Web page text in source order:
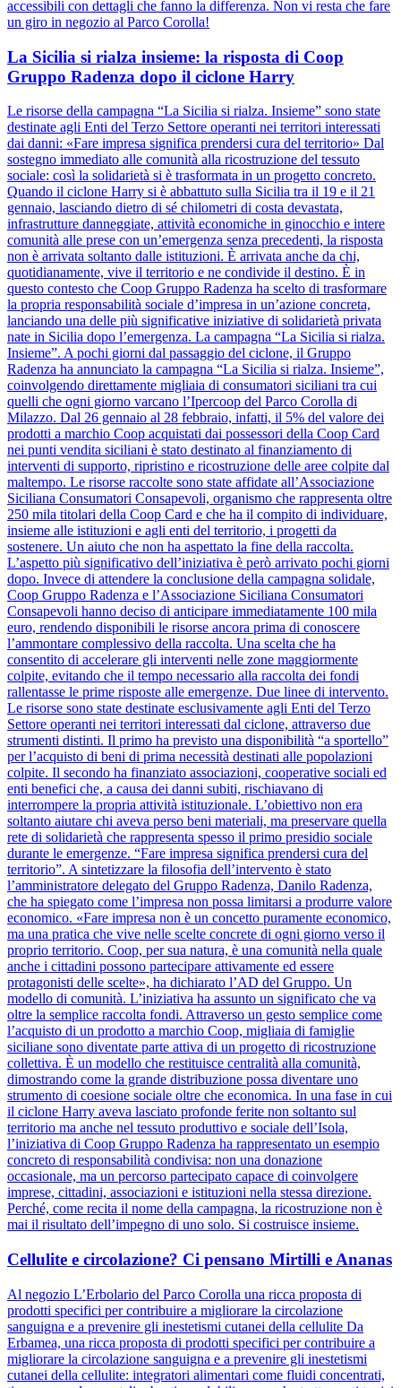
accessibili con dettagli che fanno la differenza. Non vi resta che fare
un giro in negozio al Parco Corolla!
La Sicilia si rialza insieme: la risposta di Coop
Gruppo Radenza dopo il ciclone Harry
Le risorse della campagna “La Sicilia si rialza. Insieme” sono state
destinate agli Enti del Terzo Settore operanti nei territori interessati
dai danni: «Fare impresa significa prendersi cura del territorio» Dal
sostegno immediato alle comunità alla ricostruzione del tessuto
sociale: così la solidarietà si è trasformata in un progetto concreto.
Quando il ciclone Harry si è abbattuto sulla Sicilia tra il 19 e il 21
gennaio, lasciando dietro di sé chilometri di costa devastata,
infrastrutture danneggiate, attività economiche in ginocchio e intere
comunità alle prese con un’emergenza senza precedenti, la risposta
non è arrivata soltanto dalle istituzioni. È arrivata anche da chi,
quotidianamente, vive il territorio e ne condivide il destino. È in
questo contesto che Coop Gruppo Radenza ha scelto di trasformare
la propria responsabilità sociale d’impresa in un’azione concreta,
lanciando una delle più significative iniziative di solidarietà privata
nate in Sicilia dopo l’emergenza. La campagna “La Sicilia si rialza.
Insieme”. A pochi giorni dal passaggio del ciclone, il Gruppo
Radenza ha annunciato la campagna “La Sicilia si rialza. Insieme”,
coinvolgendo direttamente migliaia di consumatori siciliani tra cui
quelli che ogni giorno varcano l’Ipercoop del Parco Corolla di
Milazzo. Dal 26 gennaio al 28 febbraio, infatti, il 5% del valore dei
prodotti a marchio Coop acquistati dai possessori della Coop Card
nei punti vendita siciliani è stato destinato al finanziamento di
interventi di supporto, ripristino e ricostruzione delle aree colpite dal
maltempo. Le risorse raccolte sono state affidate all’Associazione
Siciliana Consumatori Consapevoli, organismo che rappresenta oltre
250 mila titolari della Coop Card e che ha il compito di individuare,
insieme alle istituzioni e agli enti del territorio, i progetti da
sostenere. Un aiuto che non ha aspettato la fine della raccolta.
L’aspetto più significativo dell’iniziativa è però arrivato pochi giorni
dopo. Invece di attendere la conclusione della campagna solidale,
Coop Gruppo Radenza e l’Associazione Siciliana Consumatori
Consapevoli hanno deciso di anticipare immediatamente 100 mila
euro, rendendo disponibili le risorse ancora prima di conoscere
l’ammontare complessivo della raccolta. Una scelta che ha
consentito di accelerare gli interventi nelle zone maggiormente
colpite, evitando che il tempo necessario alla raccolta dei fondi
rallentasse le prime risposte alle emergenze. Due linee di intervento.
Le risorse sono state destinate esclusivamente agli Enti del Terzo
Settore operanti nei territori interessati dal ciclone, attraverso due
strumenti distinti. Il primo ha previsto una disponibilità “a sportello”
per l’acquisto di beni di prima necessità destinati alle popolazioni
colpite. Il secondo ha finanziato associazioni, cooperative sociali ed
enti benefici che, a causa dei danni subiti, rischiavano di
interrompere la propria attività istituzionale. L’obiettivo non era
soltanto aiutare chi aveva perso beni materiali, ma preservare quella
rete di solidarietà che rappresenta spesso il primo presidio sociale
durante le emergenze. “Fare impresa significa prendersi cura del
territorio”. A sintetizzare la filosofia dell’intervento è stato
l’amministratore delegato del Gruppo Radenza, Danilo Radenza,
che ha spiegato come l’impresa non possa limitarsi a produrre valore
economico. «Fare impresa non è un concetto puramente economico,
ma una pratica che vive nelle scelte concrete di ogni giorno verso il
proprio territorio. Coop, per sua natura, è una comunità nella quale
anche i cittadini possono partecipare attivamente ed essere
protagonisti delle scelte», ha dichiarato l’AD del Gruppo. Un
modello di comunità. L’iniziativa ha assunto un significato che va
oltre la semplice raccolta fondi. Attraverso un gesto semplice come
l’acquisto di un prodotto a marchio Coop, migliaia di famiglie
siciliane sono diventate parte attiva di un progetto di ricostruzione
collettiva. È un modello che restituisce centralità alla comunità,
dimostrando come la grande distribuzione possa diventare uno
strumento di coesione sociale oltre che economica. In una fase in cui
il ciclone Harry aveva lasciato profonde ferite non soltanto sul
territorio ma anche nel tessuto produttivo e sociale dell’Isola,
l’iniziativa di Coop Gruppo Radenza ha rappresentato un esempio
concreto di responsabilità condivisa: non una donazione
occasionale, ma un percorso partecipato capace di coinvolgere
imprese, cittadini, associazioni e istituzioni nella stessa direzione.
Perché, come recita il nome della campagna, la ricostruzione non è
mai il risultato dell’impegno di uno solo. Si costruisce insieme.
Cellulite e circolazione? Ci pensano Mirtilli e Ananas
Al negozio L’Erbolario del Parco Corolla una ricca proposta di
prodotti specifici per contribuire a migliorare la circolazione
sanguigna e a prevenire gli inestetismi cutanei della cellulite Da
Erbamea, una ricca proposta di prodotti specifici per contribuire a
migliorare la circolazione sanguigna e a prevenire gli inestetismi
cutanei della cellulite: integratori alimentari come fluidi concentrati,